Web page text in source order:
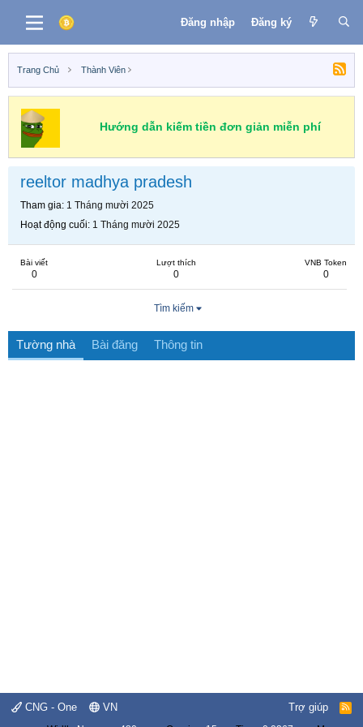
Đăng nhập Đăng ký
Trang Chủ Thành Viên
Hướng dẫn kiếm tiền đơn giản miễn phí
reeltor madhya pradesh
Tham gia 1 Tháng mười 2025
Hoạt động cuối 1 Tháng mười 2025
Bài viết
0
Lượt thích
0
VNB Token
0
Tìm kiếm
Tường nhà Bài đăng Thông tin
CNG - One VN Trợ giúp
R